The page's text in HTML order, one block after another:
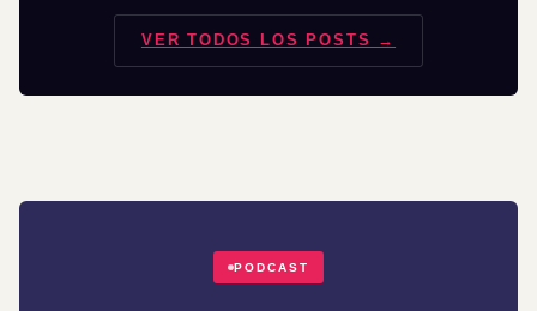
VER TODOS LOS POSTS →
PODCAST